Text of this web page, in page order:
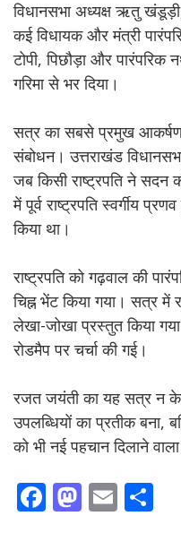
विधानसभा अध्यक्ष ऋतु
कई विधायक और मंत्री
टोपी, पिछौड़ा और
गरिमा से भर दिया।
सत्र का सबसे प्रमुख आकर्षण
संबोधन। उत्तराखंड
जब किसी राष्ट्रपति ने
में पूर्व राष्ट्रपति स्वर्गीय
किया था।
राष्ट्रपति को गढ़वाल की
चिह्न भेंट किया गया। सत्र में
लेखा-जोखा प्रस्तुत किया
रोडमैप पर चर्चा की गई।
रजत जयंती का यह सत्र न
उपलब्धियों का प्रतीक बना,
को भी नई पहचान दिलाने
F M E